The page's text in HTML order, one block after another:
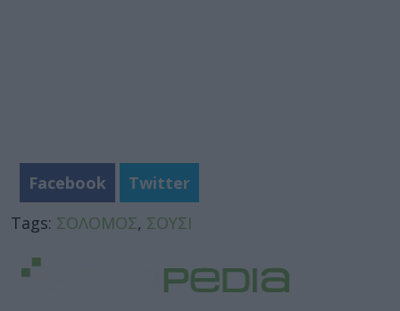
Facebook
Twitter
Tags: ΣΟΛΟΜΟΣ, ΣΟΥΣΙ